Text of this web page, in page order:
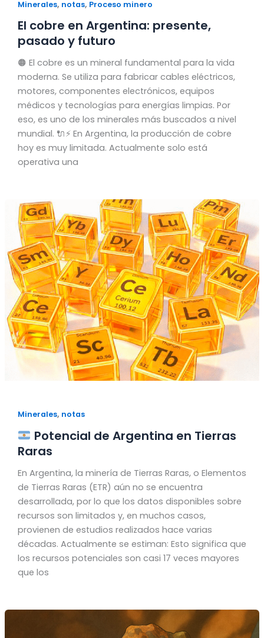
Minerales, notas, Proceso minero
El cobre en Argentina: presente,
pasado y futuro
🟠 El cobre es un mineral fundamental para la vida
moderna. Se utiliza para fabricar cables eléctricos,
motores, componentes electrónicos, equipos
médicos y tecnologías para energías limpias. Por
eso, es uno de los minerales más buscados a nivel
mundial. 🔌⚡ En Argentina, la producción de cobre
hoy es muy limitada. Actualmente solo está
operativa una
Minerales, notas
Potencial de Argentina en Tierras
Raras
En Argentina, la minería de Tierras Raras, o Elementos
de Tierras Raras (ETR) aún no se encuentra
desarrollada, por lo que los datos disponibles sobre
recursos son limitados y, en muchos casos,
provienen de estudios realizados hace varias
décadas. Actualmente se estiman: Esto significa que
los recursos potenciales son casi 17 veces mayores
que los